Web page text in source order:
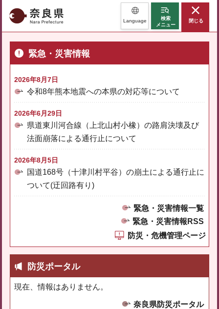
奈良県 Language
検索
メニュー
閉じる
緊急・災害情報
2026年8月7日
令和8年熊本地震への本県の対応等について
2026年6月29日
県道東川河合線（上北山村小橡）の路肩決壊及び
法面崩落による通行止について
2026年8月5日
国道168号（十津川村平谷）の崩土による通行止に
ついて(迂回路有り)
緊急・災害情報一覧
緊急・災害情報RSS
防災・危機管理ページ
防災ポータル
現在、情報はありません。
奈良県防災ポータル